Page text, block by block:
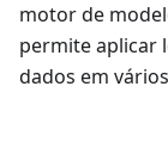
motor de
permite aplicar
dados em